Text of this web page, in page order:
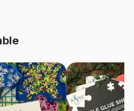
Puzzle-5371